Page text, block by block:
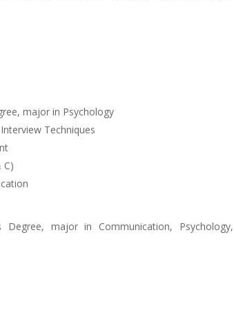
major in Psychology
Techniques
C)
major in Communication, Psychology,